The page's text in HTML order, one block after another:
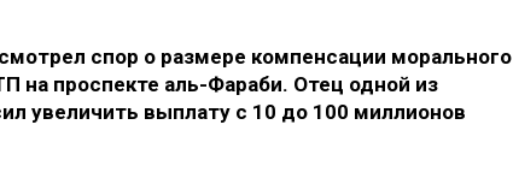
спор о размере компенсации морального
на проспекте аль-Фараби. Отец одной из
увеличить выплату с 10 до 100 миллионов